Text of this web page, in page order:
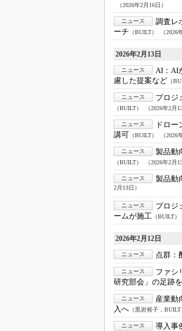
（2026年2月16日）
ニュース 調査レ
ーチ （BUILT） （2026
2026年2月13日
ニュース AI： AI
慮した提案など （
ニュース プロジ
（BUILT） （2026年2月
ニュース ドロー
講可 （BUILT） （2026
ニュース 製品動
（BUILT） （2026年2月
ニュース 製品動
2月13日）
ニュース プロジ
ームが施工 （BUILT）
2026年2月12日
ニュース 点群：
ニュース ファシ
研究部会」の足跡
ニュース 産業動
入へ （黒岩裕子，BUILT
ニュース 導入事